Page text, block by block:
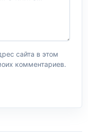
сайта в этом
комментариев.